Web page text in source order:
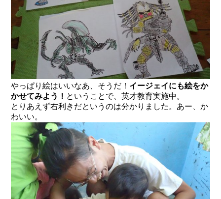
やっぱり絵はいいなあ、そうだ！ イージェイにも絵をか
かせてみよう！ ということで、英才教育実施中。
とりあえず右利きだというのは分かりました。あー、か
わいい。